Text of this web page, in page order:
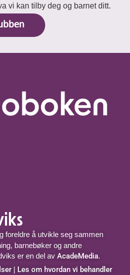
vi kan tilby deg og barnet ditt.
foreldre å utvikle seg sammen
barnebøker og andre
er en del avAcadeMedia.
| Les om hvordan vi behandler